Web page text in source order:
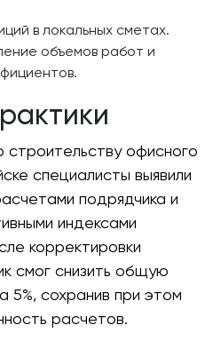
в локальных сметах.
объемов работ и
офисного
специалисты выявили
подрядчика и
индексами
корректировки
смог снизить общую
5%, сохранив при этом
расчетов.